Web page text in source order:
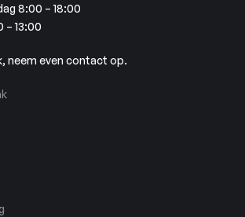
8:00 – 18:00
– 13:00
neem even contact op.